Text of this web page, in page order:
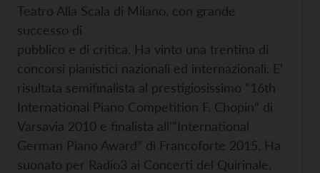
Teatro Alla Scala di Milano, con grande
successo di
pubblico e di critica. Ha vinto una trentina di
concorsi pianistici nazionali ed internazionali. E’
risultata semifinalista al prestigiosissimo “16th
International Piano Competition F. Chopin” di
Varsavia 2010 e finalista all’”International
German Piano Award” di Francoforte 2015. Ha
suonato per Radio3 ai Concerti del Quirinale,